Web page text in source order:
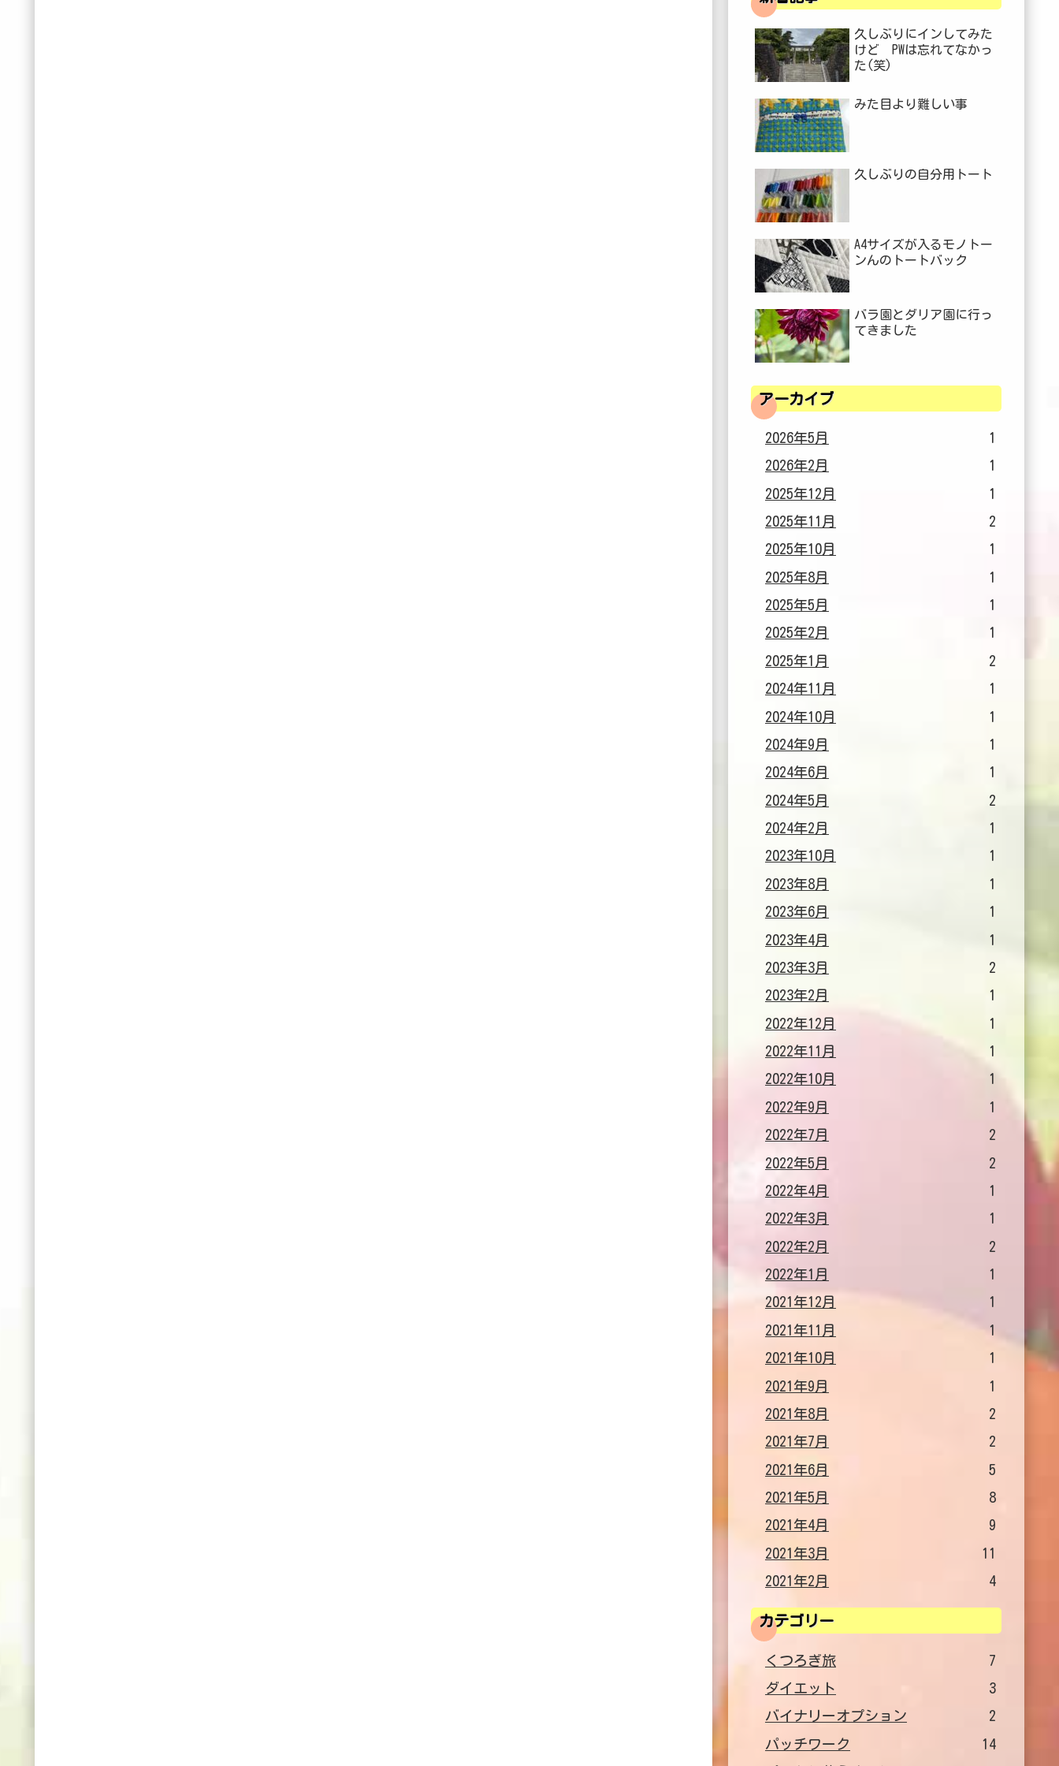
久しぶりにインしてみた
けど PWは忘れてなかっ
た(笑)
みた目より難しい事
久しぶりの自分用トート
A4サイズが入るモノトー
ンんのトートバック
バラ園とダリア園に行っ
てきました
アーカイブ
2026年5月
1
2026年2月
1
2025年12月
1
2025年11月
2
2025年10月
1
2025年8月
1
2025年5月
1
2025年2月
1
2025年1月
2
2024年11月
1
2024年10月
1
2024年9月
1
2024年6月
1
2024年5月
2
2024年2月
1
2023年10月
1
2023年8月
1
2023年6月
1
2023年4月
1
2023年3月
2
2023年2月
1
2022年12月
1
2022年11月
1
2022年10月
1
2022年9月
1
2022年7月
2
2022年5月
2
2022年4月
1
2022年3月
1
2022年2月
2
2022年1月
1
2021年12月
1
2021年11月
1
2021年10月
1
2021年9月
1
2021年8月
2
2021年7月
2
2021年6月
5
2021年5月
8
2021年4月
9
2021年3月
11
2021年2月
4
カテゴリー
くつろぎ旅
7
ダイエット
3
バイナリーオプション
2
パッチワーク
14